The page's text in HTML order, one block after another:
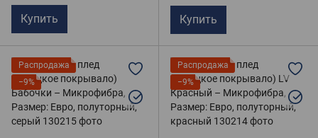
Купить Купить
Распродажа
−9%
Распродажа
−9%